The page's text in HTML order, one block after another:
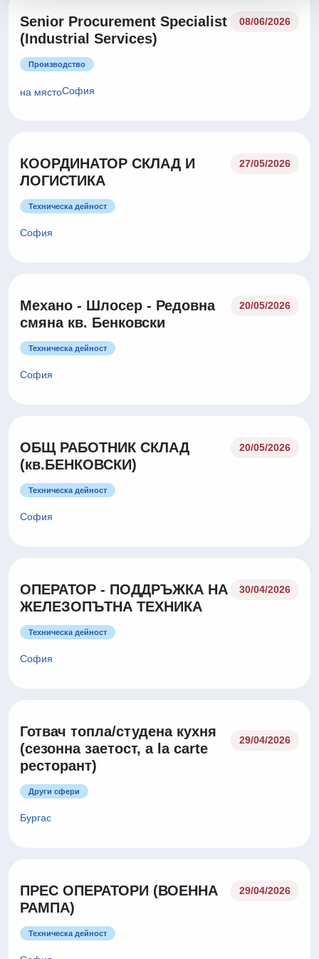
Senior Procurement Specialist
(Industrial Services)
08/06/2026
Производство
на мястоСофия
КООРДИНАТОР СКЛАД И
ЛОГИСТИКА
27/05/2026
Техническа дейност
София
Механо - Шлосер - Редовна
смяна кв. Бенковски
20/05/2026
Техническа дейност
София
ОБЩ РАБОТНИК СКЛАД
(кв.БЕНКОВСКИ)
20/05/2026
Техническа дейност
София
ОПЕРАТОР - ПОДДРЪЖКА НА
ЖЕЛЕЗОПЪТНА ТЕХНИКА
30/04/2026
Техническа дейност
София
Готвач топла/студена кухня
(сезонна заетост, a la carte
ресторант)
29/04/2026
Други сфери
Бургас
ПРЕС ОПЕРАТОРИ (ВОЕННА
РАМПА)
29/04/2026
Техническа дейност